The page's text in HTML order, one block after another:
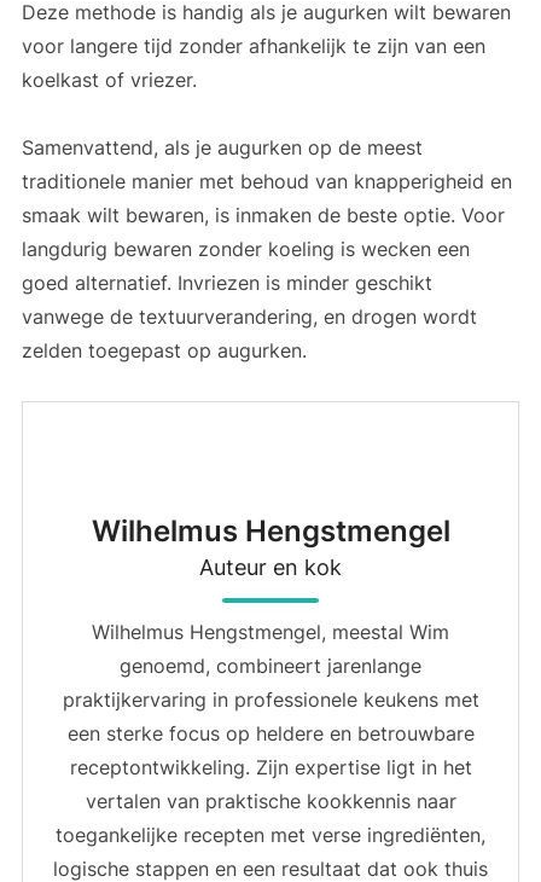
Deze methode is handig als je augurken wilt bewaren
voor langere tijd zonder afhankelijk te zijn van een
koelkast of vriezer.
Samenvattend, als je augurken op de meest
traditionele manier met behoud van knapperigheid en
smaak wilt bewaren, is inmaken de beste optie. Voor
langdurig bewaren zonder koeling is wecken een
goed alternatief. Invriezen is minder geschikt
vanwege de textuurverandering, en drogen wordt
zelden toegepast op augurken.
Wilhelmus Hengstmengel
Auteur en kok
Wilhelmus Hengstmengel, meestal Wim
genoemd, combineert jarenlange
praktijkervaring in professionele keukens met
een sterke focus op heldere en betrouwbare
receptontwikkeling. Zijn expertise ligt in het
vertalen van praktische kookkennis naar
toegankelijke recepten met verse ingrediënten,
logische stappen en een resultaat dat ook thuis